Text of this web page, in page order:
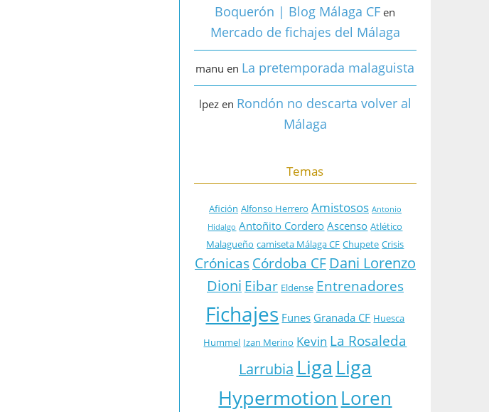
Boquerón | Blog Málaga CF en
Mercado de fichajes del Málaga
manu en La pretemporada malaguista
lpezen Rondón no descarta volver al
Málaga
Temas
Afición Alfonso Herrero Amistosos Antonio
Hidalgo Antoñito Cordero Ascenso Atlético
Malagueño camiseta Málaga CF Chupete Crisis
Crónicas Córdoba CF Dani Lorenzo
Dioni Eibar Eldense Entrenadores
Fichajes Funes Granada CF Huesca
Hummel Izan Merino Kevin La Rosaleda
Larrubia Liga Liga
Hypermotion Loren